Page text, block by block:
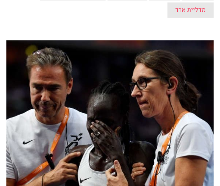
מדליית ארד